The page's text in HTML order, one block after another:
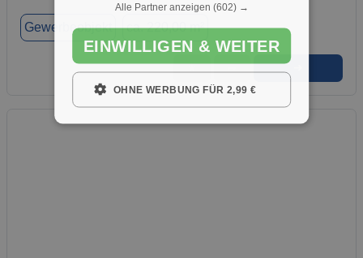
Gewerbeobjekt ca. 220,00 m²
★ ➦
Alle Partner anzeigen (602) →
EINWILLIGEN & WEITER
OHNE WERBUNG FÜR 2,99 €